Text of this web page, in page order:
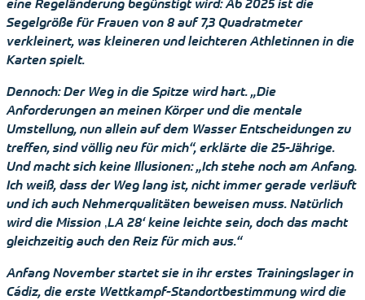
Segelgröße für Frauen von 8 auf 7,3 Quadratmeter
verkleinert, was kleineren und leichteren Athletinnen in die
Karten spielt.
Dennoch: Der Weg in die Spitze wird hart. „Die
Anforderungen an meinen Körper und die mentale
Umstellung, nun allein auf dem Wasser Entscheidungen zu
treffen, sind völlig neu für mich“, erklärte die 25-Jährige.
Und macht sich keine Illusionen: „Ich stehe noch am Anfang.
Ich weiß, dass der Weg lang ist, nicht immer gerade verläuft
und ich auch Nehmerqualitäten beweisen muss. Natürlich
wird die Mission ‚LA 28‘ keine leichte sein, doch das macht
gleichzeitig auch den Reiz für mich aus.“
Anfang November startet sie in ihr erstes Trainingslager in
Cádiz, die erste Wettkampf-Standortbestimmung wird die